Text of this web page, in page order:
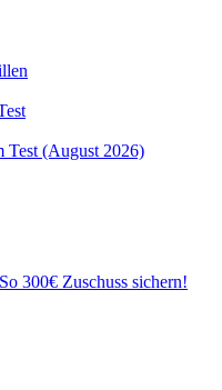
Test (August 2026)
300€ Zuschuss sichern!